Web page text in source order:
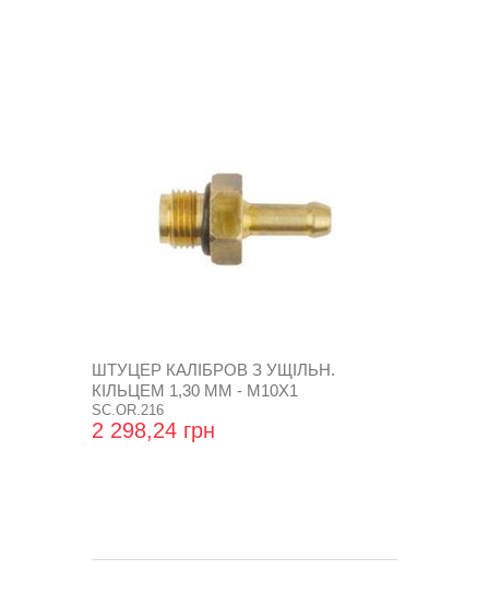
ШТУЦЕР КАЛІБРОВ З УЩІЛЬН.
КІЛЬЦЕМ 1,30 ММ - М10Х1
SC.OR.216
2 298,24 грн